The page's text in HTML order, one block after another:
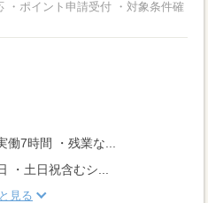
・ポイント申請受付 ・対象条件確
働7時間 ・残業な...
・土日祝含むシ...
見る